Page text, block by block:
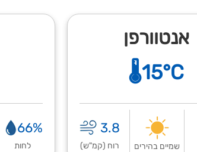
אנטוורפן
🌡️15°C
שמיים בהירים
3.8
רוח (קמ"ש)
66%
לחות